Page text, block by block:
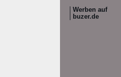
Werben auf
buzer.de